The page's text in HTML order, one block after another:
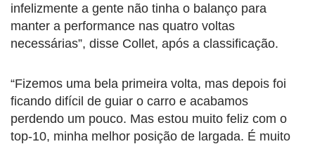
infelizmente a gente não tinha o balanço para
manter a performance nas quatro voltas
necessárias”, disse Collet, após a classificação.
“Fizemos uma bela primeira volta, mas depois foi
ficando difícil de guiar o carro e acabamos
perdendo um pouco. Mas estou muito feliz com o
top-10, minha melhor posição de largada. É muito